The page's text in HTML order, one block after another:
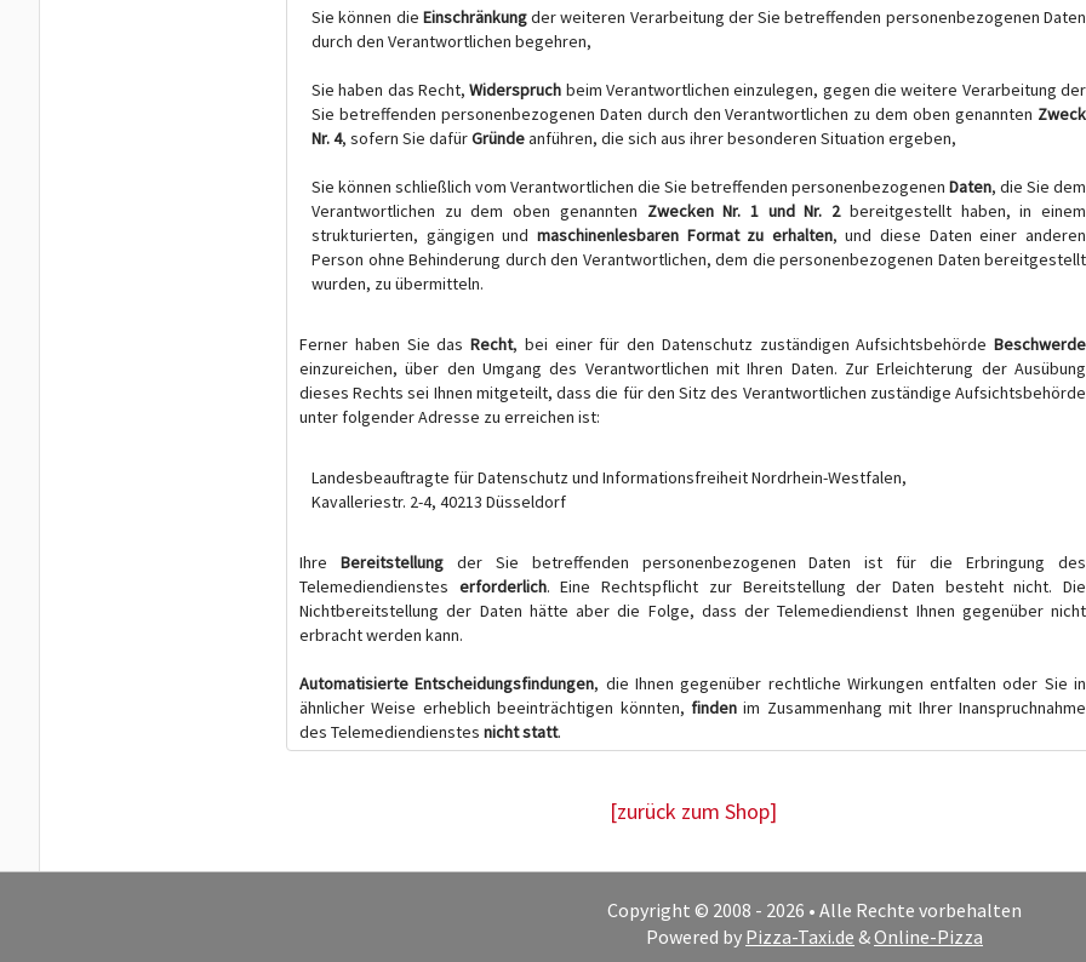
Sie können die Einschränkungder weiteren Verarbeitung der Sie betreffenden personenbezogenen Daten
durch den Verantwortlichen begehren,
Sie haben das Recht,Widerspruch beim Verantwortlichen einzulegen, gegen die weitere Verarbeitung der
Sie betreffenden personenbezogenen Daten durch den Verantwortlichen zu dem oben genannten Zweck
Nr. 4, sofern Sie dafürGründeanführen, die sich aus ihrer besonderen Situation ergeben,
Sie können schließlich vom Verantwortlichen die Sie betreffenden personenbezogenen Daten, die Sie dem
Verantwortlichen zu dem oben genannten Zwecken Nr. 1 und Nr. 2bereitgestellt haben, in einem
strukturierten, gängigen und maschinenlesbaren Format zu erhalten, und diese Daten einer anderen
Person ohne Behinderung durch den Verantwortlichen, dem die personenbezogenen Daten bereitgestellt
wurden, zu übermitteln.
Ferner haben Sie das Recht, bei einer für den Datenschutz zuständigen Aufsichtsbehörde Beschwerde
einzureichen, über den Umgang des Verantwortlichen mit Ihren Daten. Zur Erleichterung der Ausübung
dieses Rechts sei Ihnen mitgeteilt, dass die für den Sitz des Verantwortlichen zuständige Aufsichtsbehörde
unter folgender Adresse zu erreichen ist:
Landesbeauftragte für Datenschutz und Informationsfreiheit Nordrhein-Westfalen,
Kavalleriestr. 2-4, 40213 Düsseldorf
Ihre Bereitstellungder Sie betreffenden personenbezogenen Daten ist für die Erbringung des
Telemediendienstes erforderlich. Eine Rechtspflicht zur Bereitstellung der Daten besteht nicht. Die
Nichtbereitstellung der Daten hätte aber die Folge, dass der Telemediendienst Ihnen gegenüber nicht
erbracht werden kann.
Automatisierte Entscheidungsfindungen, die Ihnen gegenüber rechtliche Wirkungen entfalten oder Sie in
ähnlicher Weise erheblich beeinträchtigen könnten, finden im Zusammenhang mit Ihrer Inanspruchnahme
des Telemediendienstes nicht statt.
[zurück zum Shop]
Copyright © 2008 - 2026 • Alle Rechte vorbehalten
Powered by Pizza-Taxi.de &Online-Pizza